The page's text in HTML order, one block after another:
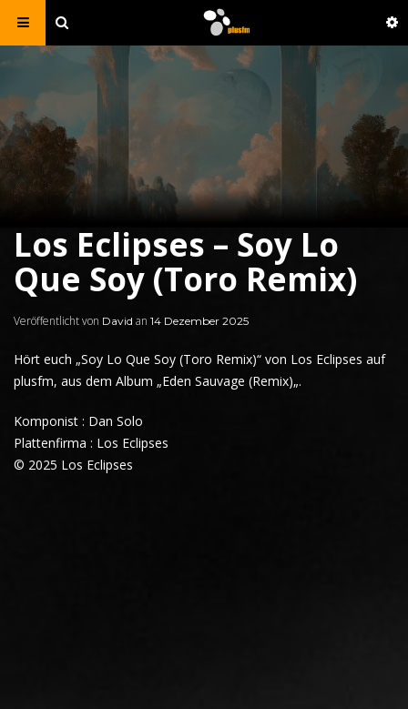
Los Eclipses – Soy Lo
Que Soy (Toro Remix)
Veröffentlicht von David an 14 Dezember 2025
Hört euch „Soy Lo Que Soy (Toro Remix)“ von Los Eclipses auf
plusfm, aus dem Album „Eden Sauvage (Remix)„.
Komponist : Dan Solo
Plattenfirma : Los Eclipses
© 2025 Los Eclipses